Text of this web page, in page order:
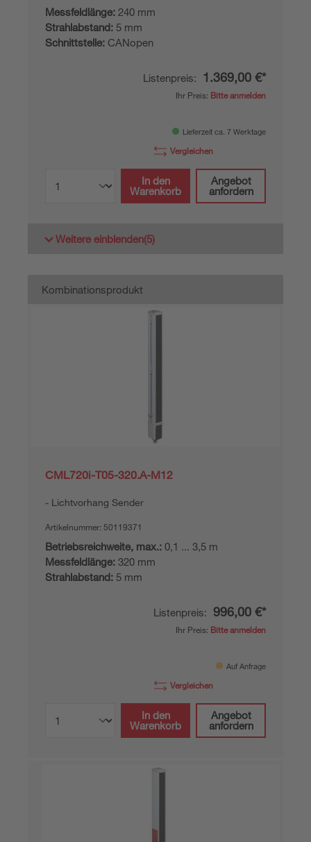
Messfeldlänge: 240 mm
Strahlabstand: 5 mm
Schnittstelle: CANopen
Listenpreis: 1.369,00 €*
Ihr Preis: Bitte anmelden
Lieferzeit ca. 7 Werktage
Vergleichen
In den
Warenkorb
Angebot
anfordern
Weitere einblenden(5)
Kombinationsprodukt
CML720i-T05-320.A-M12
Lichtvorhang Sender
Artikelnummer: 50119371
Betriebsreichweite, max.: 0,1 ... 3,5 m
Messfeldlänge: 320 mm
Strahlabstand: 5 mm
Listenpreis: 996,00 €*
Ihr Preis: Bitte anmelden
Auf Anfrage
Vergleichen
In den
Warenkorb
Angebot
anfordern